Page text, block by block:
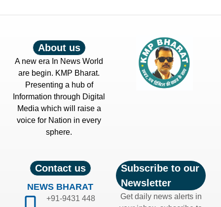
About us
A new era In News World
are begin. KMP Bharat.
Presenting a hub of
Information through Digital
Media which will raise a
voice for Nation in every
sphere.
Contact us
NEWS BHARAT
+91-9431 448
Subscribe to our
Newsletter
Get daily news alerts in